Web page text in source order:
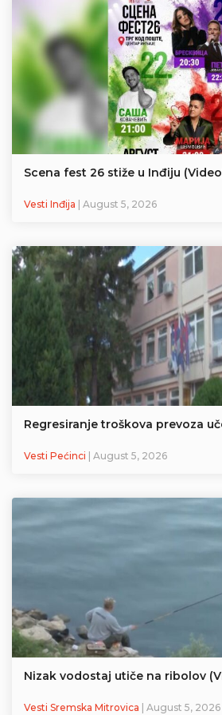
Scena fest 26 stiže u Inđiju
Vesti Inđija | August 5, 2026
Regresiranje troškova prevoza
Vesti Pećinci | August 5, 2026
Nizak vodostaj utiče na ribolov
Vesti Sremska Mitrovica | August 5, 2026